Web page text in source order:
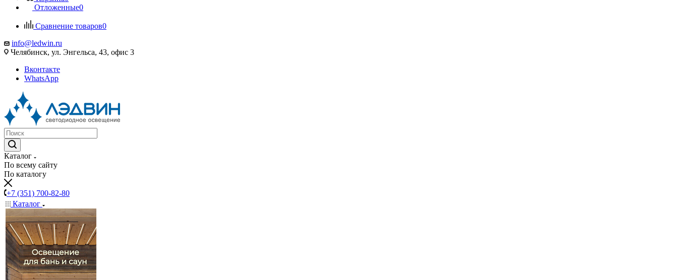
Отложенные0
Сравнение товаров0
info@ledwin.ru
Челябинск, ул. Энгельса, 43, офис 3
Вконтакте
WhatsApp
Каталог
По всему сайту
По каталогу
+7 (351) 700-82-80
Каталог